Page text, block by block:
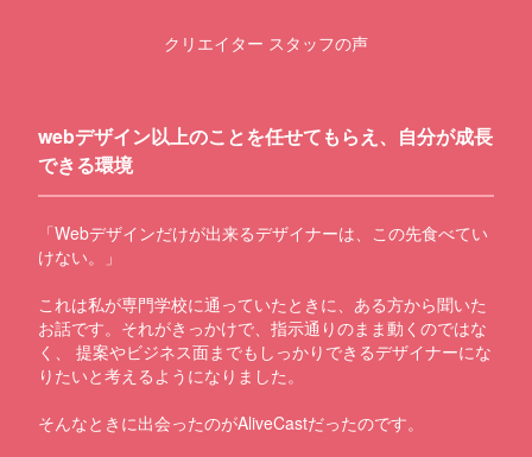
クリエイター スタッフの声
webデザイン以上のことを任せてもらえ、自分が成長
できる環境
「Webデザインだけが出来るデザイナーは、この先食べてい
けない。」
これは私が専門学校に通っていたときに、ある方から聞いた
お話です。それがきっかけで、指示通りのまま動くのではな
く、 提案やビジネス面までもしっかりできるデザイナーにな
りたいと考えるようになりました。
そんなときに出会ったのがAliveCastだったのです。